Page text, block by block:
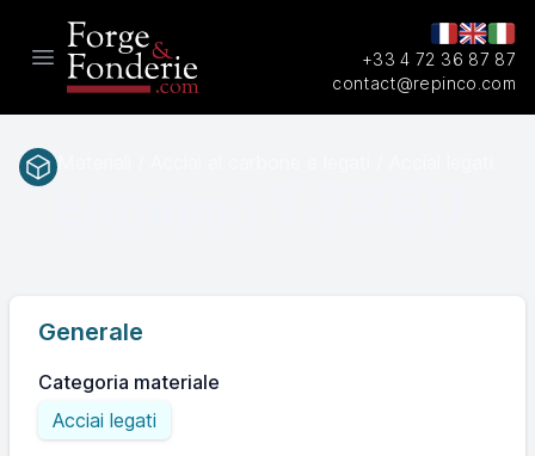
Open main menu
+33 4 72 36 87 87
contact@repinco.com
Generale
Categoria materiale
Acciai legati